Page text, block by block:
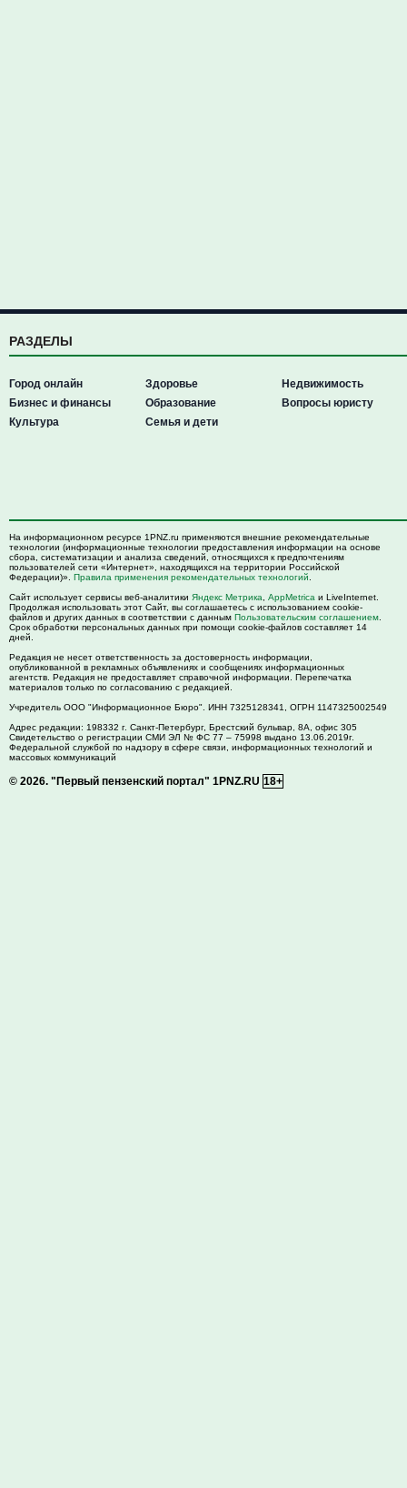
РАЗДЕЛЫ
Город онлайн
Бизнес и финансы
Культура
Здоровье
Образование
Семья и дети
Недвижимость
Вопросы юристу
На информационном ресурсе 1PNZ.ru применяются внешние рекомендательные
технологии (информационные технологии предоставления информации на основе
сбора, систематизации и анализа сведений, относящихся к предпочтениям
пользователей сети «Интернет», находящихся на территории Российской
Федерации)». Правила применения рекомендательных технологий
Сайт использует сервисы веб-аналитики Яндекс Метрика AppMetrica и LiveInternet.
Продолжая использовать этот Сайт, вы соглашаетесь с использованием cookie-
файлов и других данных в соответствии с данным Пользовательским соглашением
Срок обработки персональных данных при помощи cookie-файлов составляет 14
дней.
Редакция не несет ответственность за достоверность информации,
опубликованной в рекламных объявлениях и сообщениях информационных
агентств. Редакция не предоставляет справочной информации. Перепечатка
материалов только по согласованию с редакцией.
Учредитель ООО "Информационное Бюро". ИНН 7325128341, ОГРН 1147325002549
Адрес редакции: 198332 г. Санкт-Петербург, Брестский бульвар, 8А, офис 305
Свидетельство о регистрации СМИ ЭЛ № ФС 77 – 75998 выдано 13.06.2019г.
Федеральной службой по надзору в сфере связи, информационных технологий и
массовых коммуникаций
© 2026. "Первый пензенский портал" 1PNZ.RU 18+